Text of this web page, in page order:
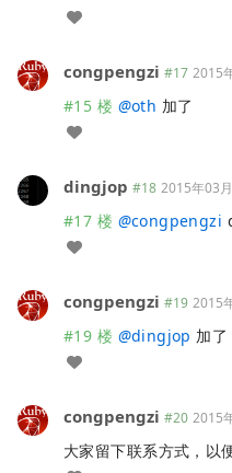
congpengzi #17 2015
#15 楼 @oth 加了
dingjop #18 2015年03
#17 楼 @congpengzi
congpengzi #19 2015
#19 楼 @dingjop 加了
congpengzi #20 2015
大家留下联系方式，以